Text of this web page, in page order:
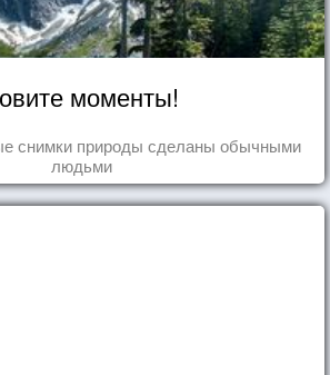
моменты!
снимки природы сделаны обычными
людьми